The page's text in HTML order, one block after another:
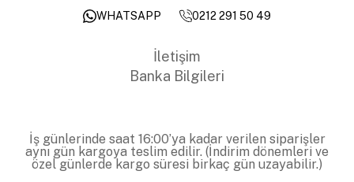
WHATSAPP
0212 291 50 49
İletişim
Banka Bilgileri
İş günlerinde saat 16:00’ya kadar verilen siparişler
aynı gün kargoya teslim edilir. (İndirim dönemleri ve
özel günlerde kargo süresi birkaç gün uzayabilir.)